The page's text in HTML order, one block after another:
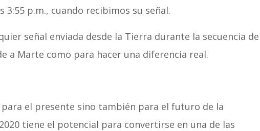
3:55 p.m., cuando recibimos su señal.
señal enviada desde la Tierra durante la secuencia de
a Marte como para hacer una diferencia real.
para el presente sino también para el futuro de la
tiene el potencial para convertirse en una de las